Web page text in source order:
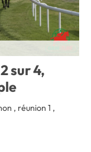
sur 4,
, réunion 1 ,